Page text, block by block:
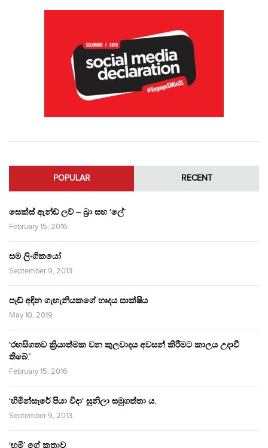
POPULAR RECENT
සෙක්ස් ඇන්ඩ් ලව් – බ්‍රා සහ ‘ලේ’
February 15, 2016
සම ලිංගිකයෝ
September 9, 2013
පෑඩ් අඳින ගැහැනියකගේ හෘදය සාක්ෂිය
May 10, 2019
‘රහසිගතව ක්‍රියාත්මක වන කුලවාදය අවසන් කිරීමට කාලය උදාවී
තිබේ.’
February 15, 2016
‘හිමින්සැරේ පියා විදා‘ සුනිලා සමුගත්තා ය.
September 9, 2013
‘භූමි’ ගේ කතාව